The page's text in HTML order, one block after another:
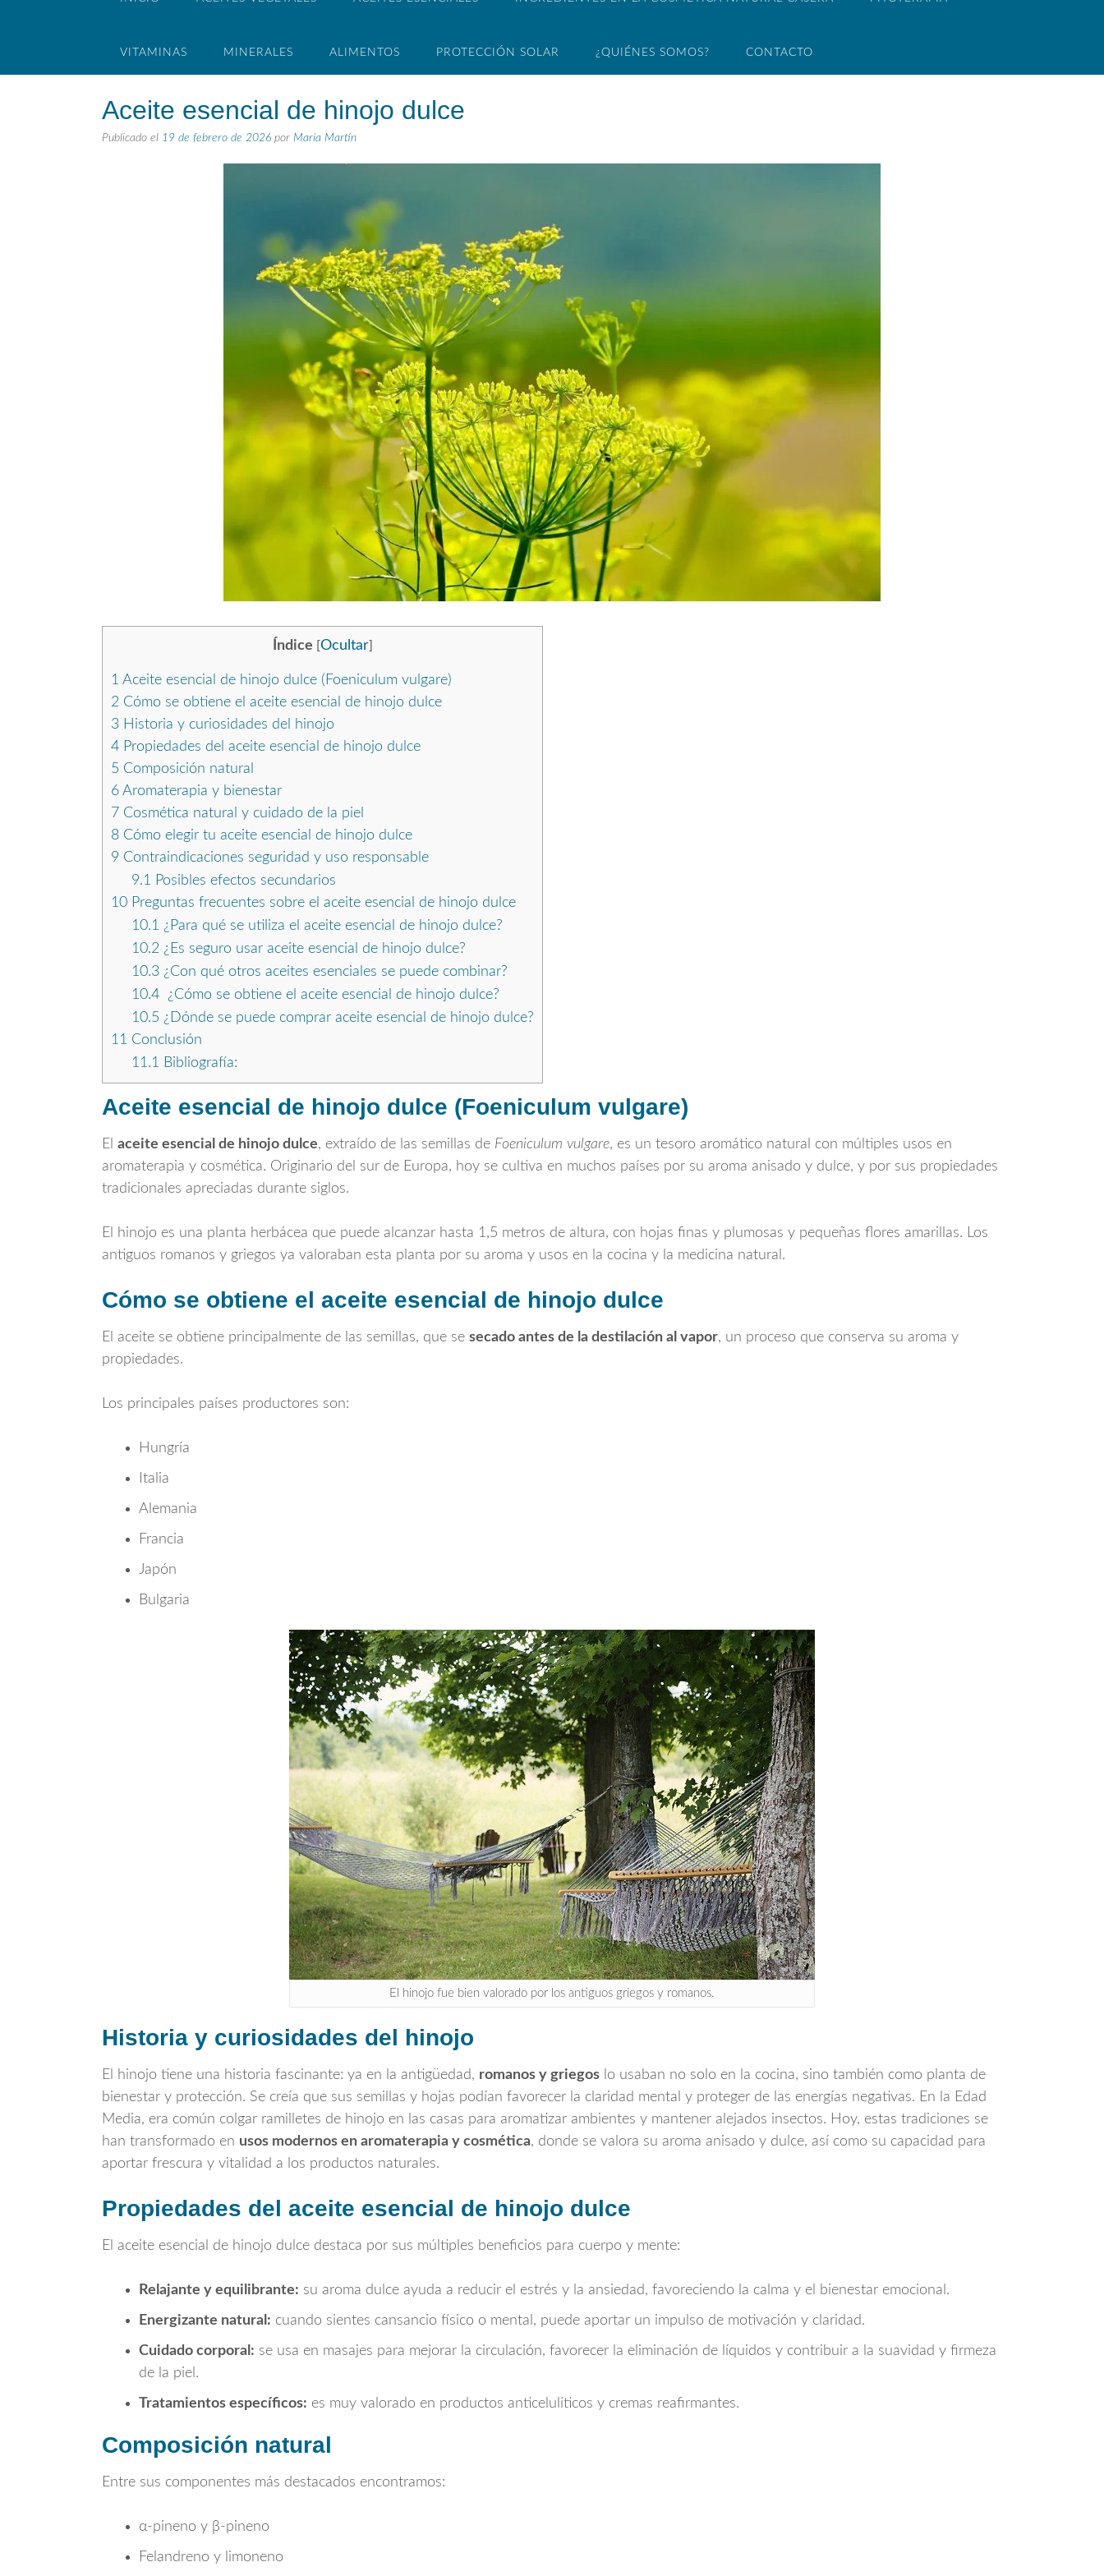
VITAMINAS MINERALES ALIMENTOS PROTECCIÓN SOLAR ¿QUIÉNES SOMOS? CONTACTO
Aceite esencial de hinojo dulce
Publicado el 19 de febrero de 2026 por María Martín
Índice [Ocultar]
1 Aceite esencial de hinojo dulce (Foeniculum vulgare)
2 Cómo se obtiene el aceite esencial de hinojo dulce
3 Historia y curiosidades del hinojo
4 Propiedades del aceite esencial de hinojo dulce
5 Composición natural
6 Aromaterapia y bienestar
7 Cosmética natural y cuidado de la piel
8 Cómo elegir tu aceite esencial de hinojo dulce
9 Contraindicaciones seguridad y uso responsable
9.1
Posibles efectos secundarios
10 Preguntas frecuentes sobre el aceite esencial de hinojo dulce
10.1 ¿Para qué se utiliza el aceite esencial de hinojo dulce?
10.2 ¿Es seguro usar aceite esencial de hinojo dulce?
10.3¿Con qué otros aceites esenciales se puede combinar?
10.4¿Cómo se obtiene el aceite esencial de hinojo dulce?
10.5 ¿Dónde se puede comprar aceite esencial de hinojo dulce?
11 Conclusión
11.1
Bibliografía:
Aceite esencial de hinojo dulce (Foeniculum vulgare)
El aceite esencial de hinojo dulce, extraído de las semillas de Foeniculum vulgare, es un tesoro aromático natural con múltiples usos en
aromaterapia y cosmética. Originario del sur de Europa, hoy se cultiva en muchos países por su aroma anisado y dulce, y por sus propiedades
tradicionales apreciadas durante siglos.
El hinojo es una planta herbácea que puede alcanzar hasta 1,5 metros de altura, con hojas finas y plumosas y pequeñas flores amarillas. Los
antiguos romanos y griegos ya valoraban esta planta por su aroma y usos en la cocina y la medicina natural.
Cómo se obtiene el aceite esencial de hinojo dulce
El aceite se obtiene principalmente de las semillas, que se secado antes de la destilación al vapor, un proceso que conserva su aroma y
propiedades.
Los principales países productores son:
Hungría
Italia
Alemania
Francia
Japón
Bulgaria
El hinojo fue bien valorado por los antiguos griegos y romanos.
Historia y curiosidades del hinojo
El hinojo tiene una historia fascinante: ya en la antigüedad, romanos y griegos lo usaban no solo en la cocina, sino también como planta de
bienestar y protección. Se creía que sus semillas y hojas podían favorecer la claridad mental y proteger de las energías negativas. En la Edad
Media, era común colgar ramilletes de hinojo en las casas para aromatizar ambientes y mantener alejados insectos. Hoy, estas tradiciones se
han transformado en usos modernos en aromaterapia y cosmética, donde se valora su aroma anisado y dulce, así como su capacidad para
aportar frescura y vitalidad a los productos naturales.
Propiedades del aceite esencial de hinojo dulce
El aceite esencial de hinojo dulce destaca por sus múltiples beneficios para cuerpo y mente:
Relajante y equilibrante: su aroma dulce ayuda a reducir el estrés y la ansiedad, favoreciendo la calma y el bienestar emocional.
Energizante natural: cuando sientes cansancio físico o mental, puede aportar un impulso de motivación y claridad.
Cuidado corporal: se usa en masajes para mejorar la circulación, favorecer la eliminación de líquidos y contribuir a la suavidad y firmeza
de la piel.
Tratamientos específicos: es muy valorado en productos anticelulíticos y cremas reafirmantes.
Composición natural
Entre sus componentes más destacados encontramos:
α-pineno y β-pineno
Felandreno y limoneno